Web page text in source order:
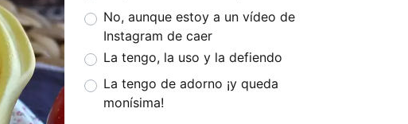
No, aunque estoy a un vídeo de
Instagram de caer
La tengo, la uso y la defiendo
La tengo de adorno ¡y queda
monísima!